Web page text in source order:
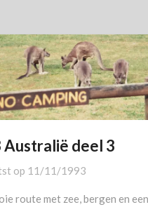
Australië deel 3
op 11/11/1993
route met zee, bergen en